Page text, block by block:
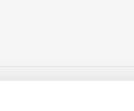
Vario Hydro